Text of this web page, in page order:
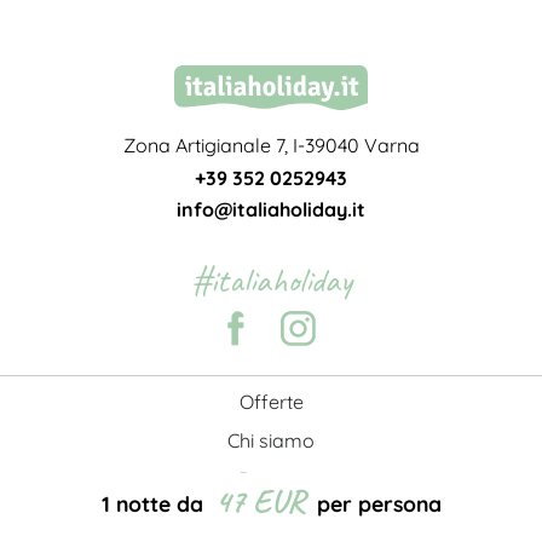
1 notte da 47 EUR per persona
Zona Artigianale 7, I-39040 Varna
+39 352 0252943
info@italiaholiday.it
#italiaholiday
Offerte
Chi siamo
Privacy
Condizioni